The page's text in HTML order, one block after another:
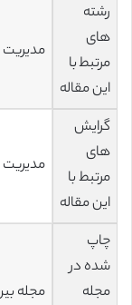
رشته
های
مرتبط با
این مقاله
مدیریت
گرایش
های
مرتبط با
این مقاله
مدیریت
چاپ
شده در
مجله
مجله